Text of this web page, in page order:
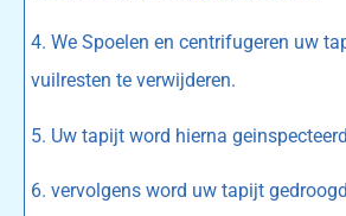
4. We Spoelen en centrifugeren uw
vuilresten te verwijderen.
5. Uw tapijt word hierna
6. vervolgens word uw tapijt